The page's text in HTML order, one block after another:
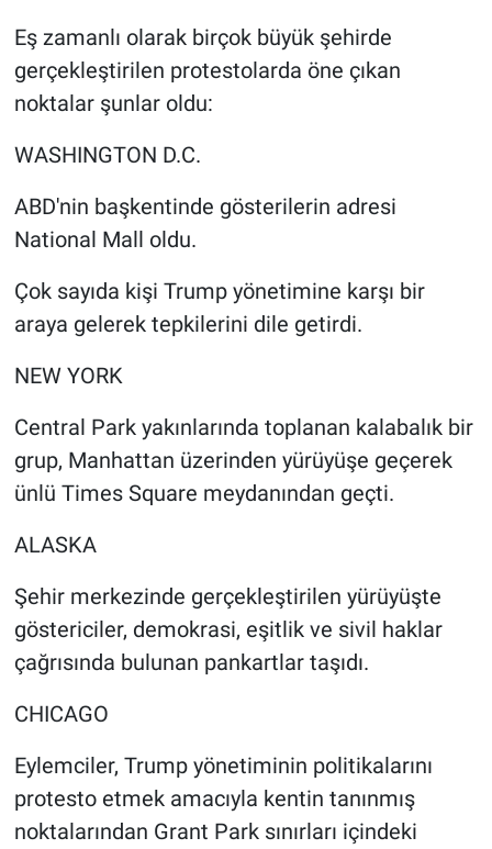
Eş zamanlı olarak birçok büyük şehirde
gerçekleştirilen protestolarda öne çıkan
noktalar şunlar oldu:
WASHINGTON D.C.
ABD'nin başkentinde gösterilerin adresi
National Mall oldu.
Çok sayıda kişi Trump yönetimine karşı bir
araya gelerek tepkilerini dile getirdi.
NEW YORK
Central Park yakınlarında toplanan kalabalık bir
grup, Manhattan üzerinden yürüyüşe geçerek
ünlü Times Square meydanından geçti.
ALASKA
Şehir merkezinde gerçekleştirilen yürüyüşte
göstericiler, demokrasi, eşitlik ve sivil haklar
çağrısında bulunan pankartlar taşıdı.
CHICAGO
Eylemciler, Trump yönetiminin politikalarını
protesto etmek amacıyla kentin tanınmış
noktalarından Grant Park sınırları içindeki